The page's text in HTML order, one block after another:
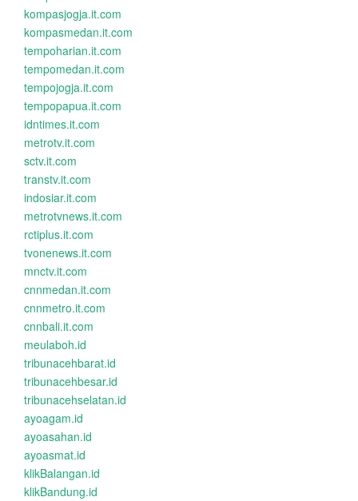
kompasjogja.it.com
kompasmedan.it.com
tempoharian.it.com
tempomedan.it.com
tempojogja.it.com
tempopapua.it.com
idntimes.it.com
metrotv.it.com
sctv.it.com
transtv.it.com
indosiar.it.com
metrotvnews.it.com
rctiplus.it.com
tvonenews.it.com
mnctv.it.com
cnnmedan.it.com
cnnmetro.it.com
cnnbali.it.com
meulaboh.id
tribunacehbarat.id
tribunacehbesar.id
tribunacehselatan.id
ayoagam.id
ayoasahan.id
ayoasmat.id
klikBalangan.id
klikBandung.id